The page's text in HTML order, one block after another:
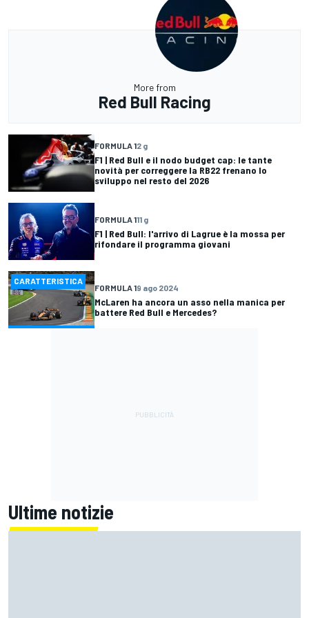
More from
Red Bull Racing
FORMULA 12 g
F1 | Red Bull e il nodo budget cap: le tante
novità per correggere la RB22 frenano lo
sviluppo nel resto del 2026
FORMULA 111 g
F1 | Red Bull: l'arrivo di Lagrue è la mossa per
rifondare il programma giovani
CARATTERISTICA
FORMULA 19 ago 2024
McLaren ha ancora un asso nella manica per
battere Red Bull e Mercedes?
Ultime notizie